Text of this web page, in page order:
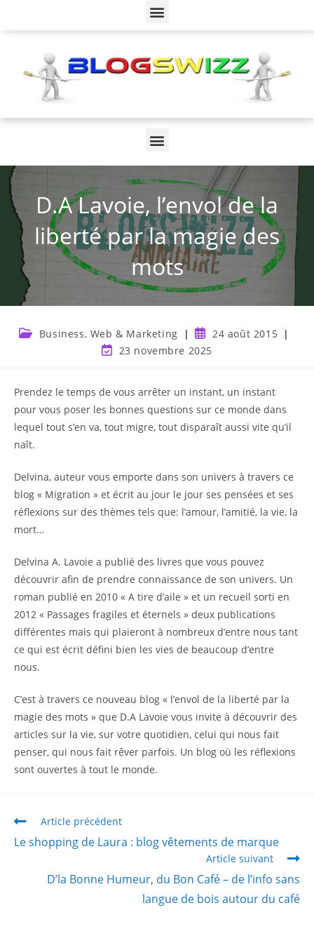
D.A Lavoie, l’envol de la
liberté par la magie des
mots
Business, Web & Marketing
24 août 2015
23 novembre 2025
Prendez le temps de vous arrêter un instant, un instant
pour vous poser les bonnes questions sur ce monde dans
lequel tout s’en va, tout migre, tout disparaît aussi vite qu’il
naît.
Delvina, auteur vous emporte dans son univers à travers ce
blog « Migration » et écrit au jour le jour ses pensées et ses
réflexions sur des thèmes tels que: l’amour, l’amitié, la vie, la
mort…
Delvina A. Lavoie a publié des livres que vous pouvez
découvrir afin de prendre connaissance de son univers. Un
roman publié en 2010 « A tire d’aile » et un recueil sorti en
2012 « Passages fragiles et éternels » deux publications
différentes mais qui plaieront à nombreux d’entre nous tant
ce qui est écrit défini bien les vies de beaucoup d’entre
nous.
C’est à travers ce nouveau blog « l’envol de la liberté par la
magie des mots » que D.A Lavoie vous invite à découvrir des
articles sur la vie, sur votre quotidien, celui qui nous fait
penser, qui nous fait rêver parfois. Un blog où les réflexions
sont ouvertes à tout le monde.
Article précédent
Le shopping de Laura : blog vêtements de marque
Article suivant
D’la Bonne Humeur, du Bon Café – de l’info sans
langue de bois autour du café